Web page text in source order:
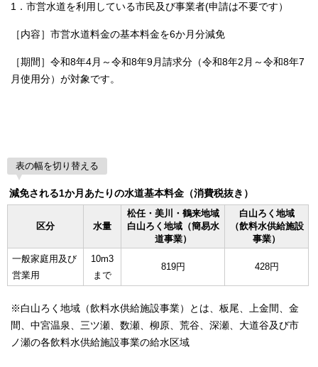
1．市営水道を利用している市民及び事業者(申請は不要です）
［内容］市営水道料金の基本料金を6か月分減免
［期間］令和8年4月～令和8年9月請求分（令和8年2月～令和8年7
月使用分）が対象です。
表の幅を切り替える
減免される1か月あたりの水道基本料金（消費税抜き）
区分 水量
松任・美川・鶴来地域
白山ろく地域（簡易水
道事業）
白山ろく地域
（飲料水供給施設
事業）
一般家庭用及び
営業用
10m3
まで
819円 428円
※白山ろく地域（飲料水供給施設事業）とは、板尾、上金間、金
間、中宮温泉、三ツ瀬、数瀬、柳原、荒谷、深瀬、大道谷及び市
ノ瀬の各飲料水供給施設事業の給水区域